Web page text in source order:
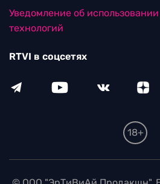
Уведомление об
технологий
RTVI в соцсетях
18+